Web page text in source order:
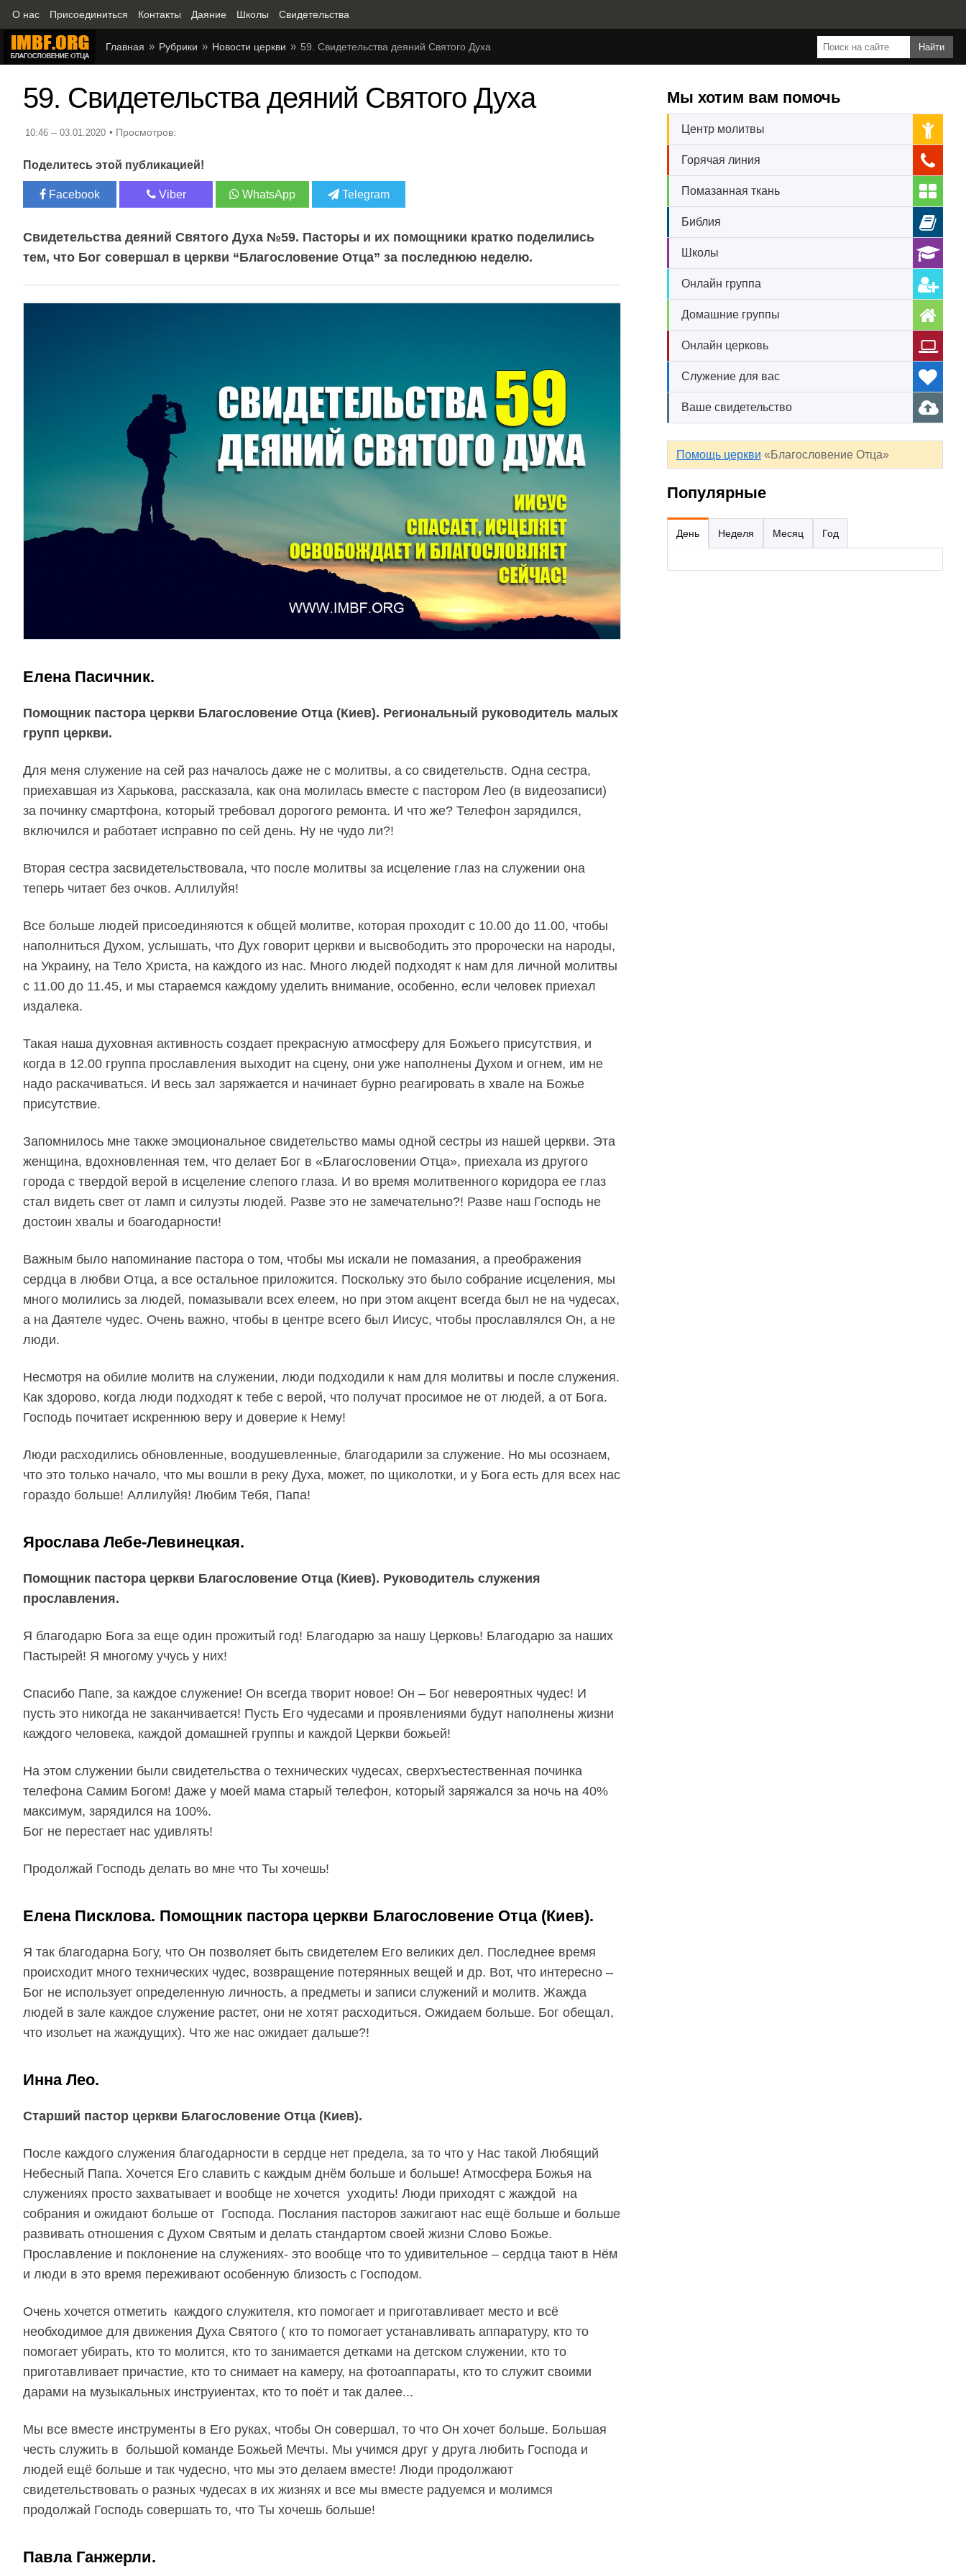
О нас Присоединиться Контакты Даяние Школы Свидетельства
Главная Рубрики Новости церкви 59. Свидетельства деяний Святого Духа
59. Свидетельства деяний Святого Духа
10:46 -- 03.01.2020
Поделитесь этой публикацией!
Facebook Viber WhatsApp Telegram
Свидетельства деяний Святого Духа №59. Пасторы и их помощники кратко поделились
тем, что Бог совершал в церкви “Благословение Отца” за последнюю неделю.
Елена Пасичник.
Помощник пастора церкви Благословение Отца (Киев). Региональный руководитель малых
групп церкви.
Для меня служение на сей раз началось даже не с молитвы, а со свидетельств. Одна сестра,
приехавшая из Харькова, рассказала, как она молилась вместе с пастором Лео (в видеозаписи)
за починку смартфона, который требовал дорогого ремонта. И что же? Телефон зарядился,
включился и работает исправно по сей день. Ну не чудо ли?!
Вторая сестра засвидетельствовала, что после молитвы за исцеление глаз на служении она
теперь читает без очков. Аллилуйя!
Все больше людей присоединяются к общей молитве, которая проходит с 10.00 до 11.00, чтобы
наполниться Духом, услышать, что Дух говорит церкви и высвободить это пророчески на народы,
на Украину, на Тело Христа, на каждого из нас. Много людей подходят к нам для личной молитвы
с 11.00 до 11.45, и мы стараемся каждому уделить внимание, особенно, если человек приехал
издалека.
Такая наша духовная активность создает прекрасную атмосферу для Божьего присутствия, и
когда в 12.00 группа прославления выходит на сцену, они уже наполнены Духом и огнем, им не
надо раскачиваться. И весь зал заряжается и начинает бурно реагировать в хвале на Божье
присутствие.
Запомнилось мне также эмоциональное свидетельство мамы одной сестры из нашей церкви. Эта
женщина, вдохновленная тем, что делает Бог в «Благословении Отца», приехала из другого
города с твердой верой в исцеление слепого глаза. И во время молитвенного коридора ее глаз
стал видеть свет от ламп и силуэты людей. Разве это не замечательно?! Разве наш Господь не
достоин хвалы и боагодарности!
Важным было напоминание пастора о том, чтобы мы искали не помазания, а преображения
сердца в любви Отца, а все остальное приложится. Поскольку это было собрание исцеления, мы
много молились за людей, помазывали всех елеем, но при этом акцент всегда был не на чудесах,
а на Даятеле чудес. Очень важно, чтобы в центре всего был Иисус, чтобы прославлялся Он, а не
люди.
Несмотря на обилие молитв на служении, люди подходили к нам для молитвы и после служения.
Как здорово, когда люди подходят к тебе с верой, что получат просимое не от людей, а от Бога.
Господь почитает искреннюю веру и доверие к Нему!
Люди расходились обновленные, воодушевленные, благодарили за служение. Но мы осознаем,
что это только начало, что мы вошли в реку Духа, может, по щиколотки, и у Бога есть для всех нас
гораздо больше! Аллилуйя! Любим Тебя, Папа!
Ярослава Лебе-Левинецкая.
Помощник пастора церкви Благословение Отца (Киев). Руководитель служения
прославления.
Я благодарю Бога за еще один прожитый год! Благодарю за нашу Церковь! Благодарю за наших
Пастырей! Я многому учусь у них!
Спасибо Папе, за каждое служение! Он всегда творит новое! Он – Бог невероятных чудес! И
пусть это никогда не заканчивается! Пусть Его чудесами и проявлениями будут наполнены жизни
каждого человека, каждой домашней группы и каждой Церкви божьей!
На этом служении были свидетельства о технических чудесах, сверхъестественная починка
телефона Самим Богом! Даже у моей мама старый телефон, который заряжался за ночь на 40%
максимум, зарядился на 100%.
Бог не перестает нас удивлять!
Продолжай Господь делать во мне что Ты хочешь!
Елена Писклова. Помощник пастора церкви Благословение Отца (Киев).
Я так благодарна Богу, что Он позволяет быть свидетелем Его великих дел. Последнее время
происходит много технических чудес, возвращение потерянных вещей и др. Вот, что интересно –
Бог не использует определенную личность, а предметы и записи служений и молитв. Жажда
людей в зале каждое служение растет, они не хотят расходиться. Ожидаем больше. Бог обещал,
что изольет на жаждущих). Что же нас ожидает дальше?!
Инна Лео.
Старший пастор церкви Благословение Отца (Киев).
После каждого служения благодарности в сердце нет предела, за то что у Нас такой Любящий
Небесный Папа. Хочется Его славить с каждым днём больше и больше! Атмосфера Божья на
служениях просто захватывает и вообще не хочется уходить! Люди приходят с жаждой на
собрания и ожидают больше от Господа. Послания пасторов зажигают нас ещё больше и больше
развивать отношения с Духом Святым и делать стандартом своей жизни Слово Божье.
Прославление и поклонение на служениях- это вообще что то удивительное – сердца тают в Нём
и люди в это время переживают особенную близость с Господом.
Очень хочется отметить каждого служителя, кто помогает и приготавливает место и всё
необходимое для движения Духа Святого ( кто то помогает устанавливать аппаратуру, кто то
помогает убирать, кто то молится, кто то занимается детками на детском служении, кто то
приготавливает причастие, кто то снимает на камеру, на фотоаппараты, кто то служит своими
дарами на музыкальных инструиентах, кто то поёт и так далее...
Мы все вместе инструменты в Его руках, чтобы Он совершал, то что Он хочет больше. Большая
честь служить в большой команде Божьей Мечты. Мы учимся друг у друга любить Господа и
людей ещё больше и так чудесно, что мы это делаем вместе! Люди продолжают
свидетельствовать о разных чудесах в их жизнях и все мы вместе радуемся и молимся
продолжай Господь совершать то, что Ты хочешь больше!
Павла Ганжерли.
Мы хотим вам помочь
Центр молитвы
Горячая линия
Помазанная ткань
Библия
Школы
Онлайн группа
Домашние группы
Онлайн церковь
Служение для вас
Ваше свидетельство
Помощь церкви «Благословение Отца»
Популярные
День Неделя Месяц Год